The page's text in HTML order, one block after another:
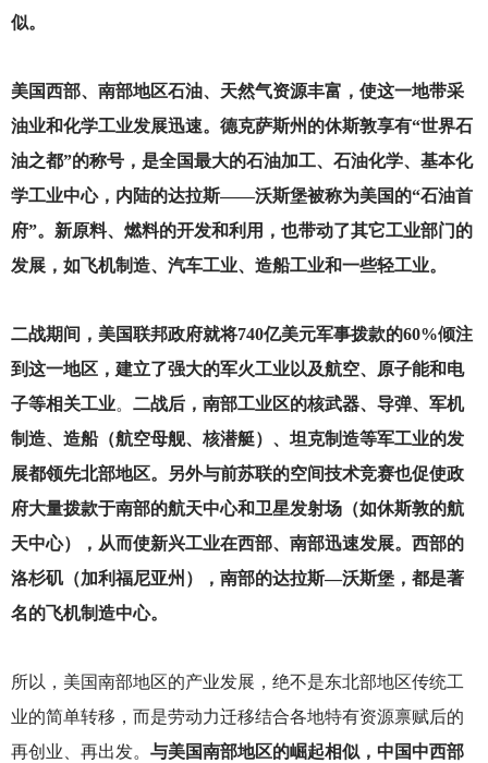
似。
美国西部、南部地区石油、天然气资源丰富，使这一地带采
油业和化学工业发展迅速。德克萨斯州的休斯敦享有“世界石
油之都”的称号，是全国最大的石油加工、石油化学、基本化
学工业中心，内陆的达拉斯——沃斯堡被称为美国的“石油首
府”。新原料、燃料的开发和利用，也带动了其它工业部门的
发展，如飞机制造、汽车工业、造船工业和一些轻工业。
二战期间，美国联邦政府就将740亿美元军事拨款的60%倾注
到这一地区，建立了强大的军火工业以及航空、原子能和电
子等相关工业。 二战后，南部工业区的核武器、导弹、军机
制造、造船（航空母舰、核潜艇）、坦克制造等军工业的发
展都领先北部地区。另外与前苏联的空间技术竞赛也促使政
府大量拨款于南部的航天中心和卫星发射场（如休斯敦的航
天中心），从而使新兴工业在西部、南部迅速发展。西部的
洛杉矶（加利福尼亚州），南部的达拉斯—沃斯堡，都是著
名的飞机制造中心。
所以，美国南部地区的产业发展，绝不是东北部地区传统工
业的简单转移，而是劳动力迁移结合各地特有资源禀赋后的
再创业、再出发。 与美国南部地区的崛起相似，中国中西部